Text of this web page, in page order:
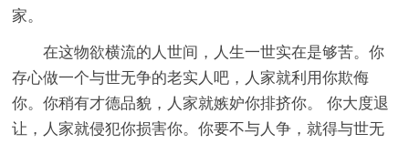
家。
在这物欲横流的人世间，人生一世实在是够苦。你
存心做一个与世无争的老实人吧，人家就利用你欺侮
你。你稍有才德品貌，人家就嫉妒你排挤你。 你大度退
让，人家就侵犯你损害你。你要不与人争，就得与世无